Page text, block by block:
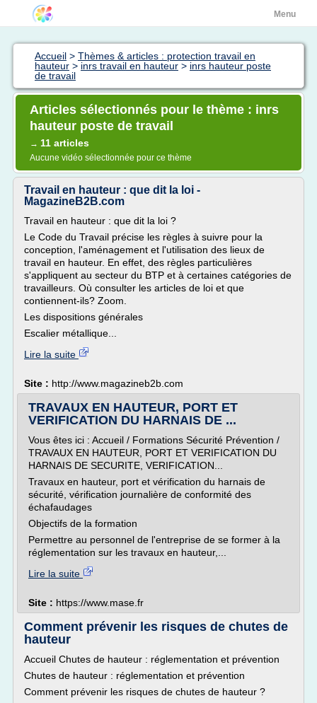
Menu
Accueil > Thèmes & articles : protection travail en
hauteur > inrs travail en hauteur > inrs hauteur poste
de travail
Articles sélectionnés pour le thème : inrs
hauteur poste de travail
→ 11 articles
Aucune vidéo sélectionnée pour ce thème
Travail en hauteur : que dit la loi -
MagazineB2B.com
Travail en hauteur : que dit la loi ?
Le Code du Travail précise les règles à suivre pour la
conception, l'aménagement et l'utilisation des lieux de
travail en hauteur. En effet, des règles particulières
s'appliquent au secteur du BTP et à certaines catégories de
travailleurs. Où consulter les articles de loi et que
contiennent-ils? Zoom.
Les dispositions générales
Escalier métallique...
Lire la suite
Site : http://www.magazineb2b.com
TRAVAUX EN HAUTEUR, PORT ET
VERIFICATION DU HARNAIS DE ...
Vous êtes ici : Accueil / Formations Sécurité Prévention /
TRAVAUX EN HAUTEUR, PORT ET VERIFICATION DU
HARNAIS DE SECURITE, VERIFICATION...
Travaux en hauteur, port et vérification du harnais de
sécurité, vérification journalière de conformité des
échafaudages
Objectifs de la formation
Permettre au personnel de l'entreprise de se former à la
réglementation sur les travaux en hauteur,...
Lire la suite
Site : https://www.mase.fr
Comment prévenir les risques de chutes de
hauteur
Accueil Chutes de hauteur : réglementation et prévention
Chutes de hauteur : réglementation et prévention
Comment prévenir les risques de chutes de hauteur ?